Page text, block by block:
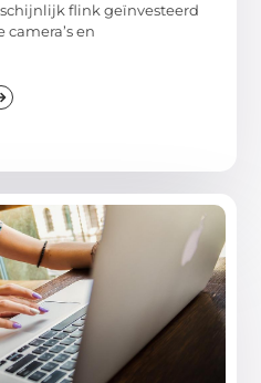
flink geïnvesteerd
en